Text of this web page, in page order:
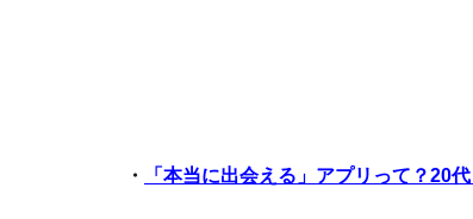
・ 「本当に出会える」アプリって？20